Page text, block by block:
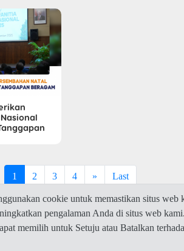
1 2 3 4 » Last
cookie untuk memastikan situs web
pengalaman Anda di situs web
memilih untuk Setuju atau Batalkan
Jawaban.com -Privacy Policy